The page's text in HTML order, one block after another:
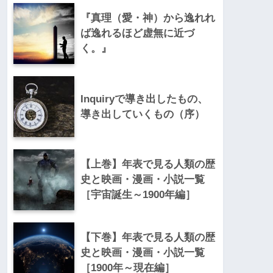
『真理（愛・神）から逸れれ
ば逸れるほど虚無に近づ
く。』
Inquiryで導き出したもの、
導き出していくもの（序）
【上巻】年表で見る人類の歴
史と映画・漫画・小説一覧
［宇宙誕生～1900年編］
【下巻】年表で見る人類の歴
史と映画・漫画・小説一覧
［1900年～現在編］